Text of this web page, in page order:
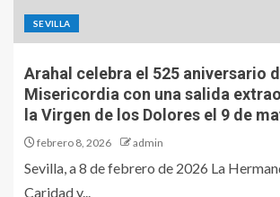
SEVILLA
Arahal celebra el 525 aniversario
Misericordia con una salida
la Virgen de los Dolores el 9 de
febrero 8, 2026 admin
Sevilla, a 8 de febrero de 2026 La
Caridad y...